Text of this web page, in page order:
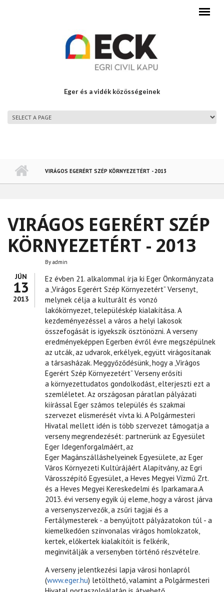
Eger és a vidék közösségeinek
VIRÁGOS EGERÉRT SZÉP KÖRNYEZETÉRT - 2013
VIRÁGOS EGERÉRT SZÉP
KÖRNYEZETÉRT - 2013
JÚN
13
2013
By admin
Ez évben 21. alkalommal írja ki Eger Önkormányzata
a „Virágos Egerért Szép Környezetért” Versenyt,
melynek célja a kulturált és vonzó
lakókörnyezet, településkép kialakítása. A
kezdeményezéssel a város a helyi lakosok
összefogását is igyekszik ösztönözni. A verseny
eredményeképpen Egerben évről évre megszépülnek
az utcák, az udvarok, erkélyek, együtt virágosítanak
a társasházak. Meggyőződésünk, hogy a „Virágos
Egerért Szép Környezetért” Verseny erősíti
a környezettudatos gondolkodást, elterjeszti ezt a
szemléletet. Az országosan páratlan pályázati
kiírással Eger számos település és szakmai
szervezet elismerését vívta ki. A Polgármesteri
Hivatal mellett idén is több szervezet támogatja a
verseny megrendezését: partnerünk az Egyesület
Eger Idegenforgalmáért, az
Eger Magánszálláshelyeinek Egyesülete, az Eger
Város Környezeti Kultúrájáért Alapítvány, az Egri
Városszépítő Egyesület, a Heves Megyei Vízmű Zrt.
és a Heves Megyei Kereskedelmi és Iparkamara.A
2013. évi verseny egyik új eleme, hogy a várost járva
a versenyszervezők, a zsűri tagjai és a
Fertálymesterek - a benyújtott pályázatokon túl - a
kiemelkedően színvonalas virágos homlokzatok,
kertek, előkertek kialakítóit is felkérik,
meginvitálják a versenyben történő részvételre.
A verseny jelentkezési lapja városi honlapról
(www.eger.hu) letölthető, valamint a Polgármesteri